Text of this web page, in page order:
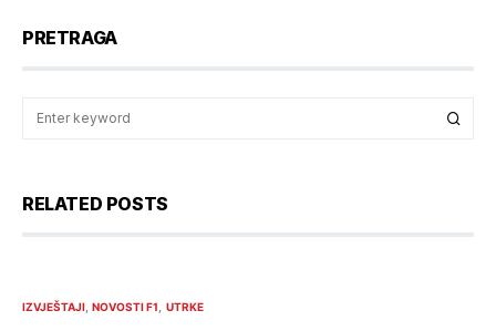
PRETRAGA
RELATED POSTS
IZVJEŠTAJI NOVOSTI F1 UTRKE